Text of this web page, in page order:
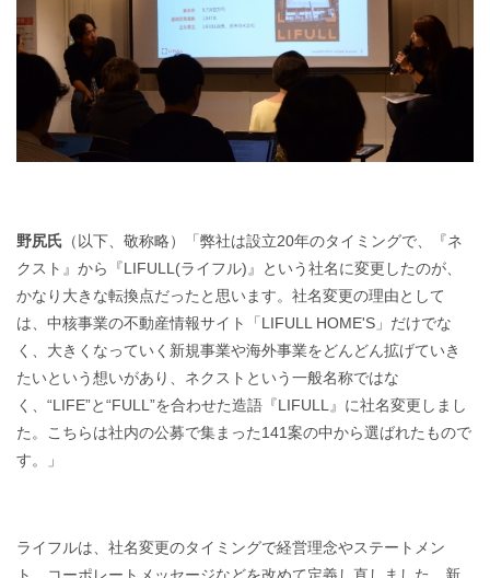
野尻氏 （以下、敬称略）「弊社は設立20年のタイミングで、『ネ
クスト』から『LIFULL(ライフル)』という社名に変更したのが、
かなり大きな転換点だったと思います。社名変更の理由として
は、中核事業の不動産情報サイト「LIFULL HOME'S」だけでな
く、大きくなっていく新規事業や海外事業をどんどん拡げていき
たいという想いがあり、ネクストという一般名称ではな
く、“LIFE”と“FULL”を合わせた造語『LIFULL』に社名変更しまし
た。こちらは社内の公募で集まった141案の中から選ばれたもので
す。」
ライフルは、社名変更のタイミングで経営理念やステートメン
ト、コーポレートメッセージなどを改めて定義し直しました。新